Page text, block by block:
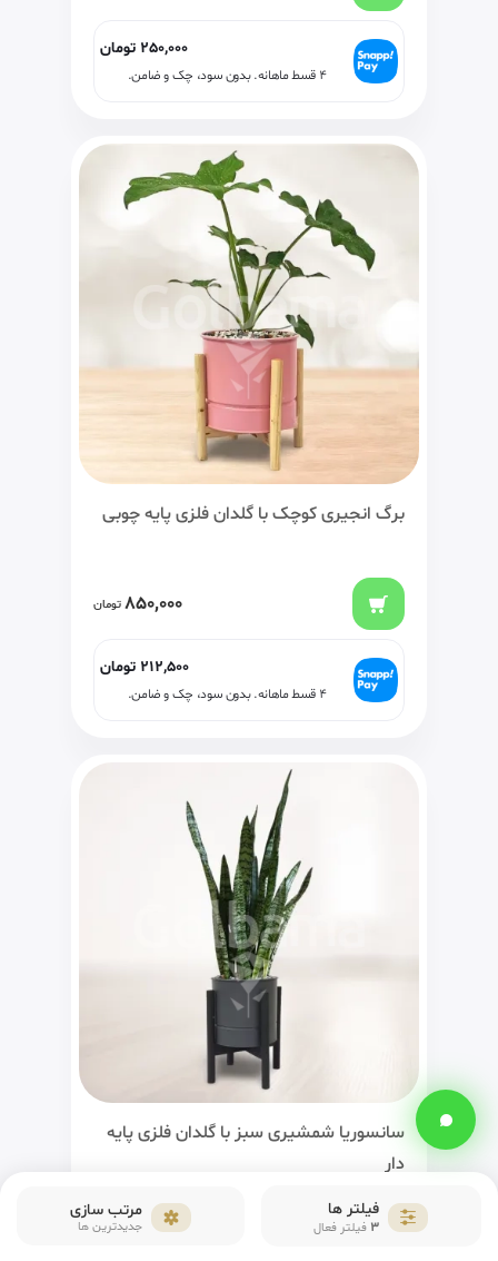
فیلتر ها
3 فیلتر فعال
مرتب سازی
جدیدترین ها
250,000 تومان
۴ قسط ماهانه. بدون سود، چک و ضامن.
برگ انجیری کوچک با گلدان فلزی پایه چوبی
850,000 تومان
212,500 تومان
۴ قسط ماهانه. بدون سود، چک و ضامن.
سانسوریا شمشیری سبز با گلدان فلزی پایه
دار
1,100,000 تومان